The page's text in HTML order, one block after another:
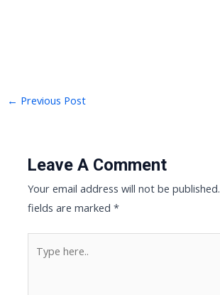
← Previous Post
Leave A Comment
Your email address will not be published.
fields are marked*
here..